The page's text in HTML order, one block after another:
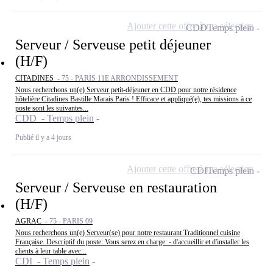
Serveur / Serveuse petit déjeuner
(H/F)
CITADINES - 75 - PARIS 11E ARRONDISSEMENT
Nous recherchons un(e) Serveur petit-déjeuner en CDD pour notre résidence
hôtelière Citadines Bastille Marais Paris ! Efficace et appliqué(e), tes missions à ce
poste sont les suivantes...
CDD - Temps plein
Publié il y a 4 jours
CDDTemps plein
Ajouter cette offre à ma sélection
Serveur / Serveuse en restauration
(H/F)
AGRAC - 75 - PARIS 09
Nous recherchons un(e) Serveur(se) pour notre restaurant Traditionnel cuisine
Française. Descriptif du poste: Vous serez en charge: - d'accueillir et d'installer les
clients à leur table avec...
CDI - Temps plein
CDITemps plein
Ajouter cette offre à ma sélection